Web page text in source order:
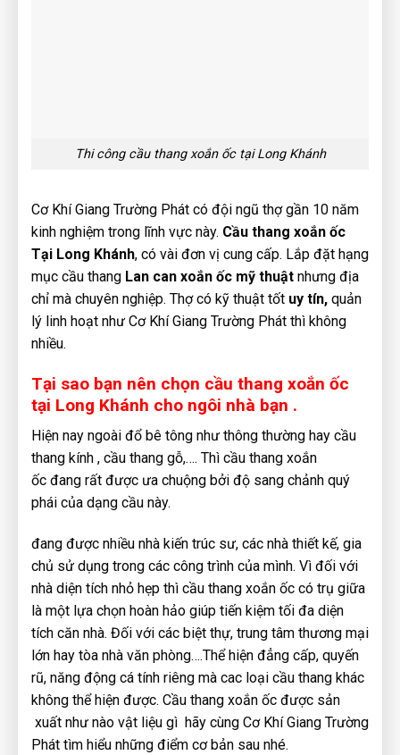
Thi công cầu thang xoắn ốc tại Long Khánh
Cơ Khí Giang Trường Phát có đội ngũ thợ gần 10 năm
kinh nghiệm trong lĩnh vực này. Cầu thang xoắn ốc
Tại Long Khánh, có vài đơn vị cung cấp. Lắp đặt hạng
mục cầu thang Lan can xoắn ốc mỹ thuật nhưng địa
chỉ mà chuyên nghiệp. Thợ có kỹ thuật tốt uy tín, quản
lý linh hoạt như Cơ Khí Giang Trường Phát thì không
nhiều.
Tại sao bạn nên chọn cầu thang xoắn ốc
tại Long Khánh cho ngôi nhà bạn .
Hiện nay ngoài đổ bê tông như thông thường hay cầu
thang kính , cầu thang gỗ,…. Thì cầu thang xoắn
ốc đang rất được ưa chuộng bởi độ sang chảnh quý
phái của dạng cầu này.
đang được nhiều nhà kiến trúc sư, các nhà thiết kế, gia
chủ sử dụng trong các công trình của mình. Vì đối với
nhà diện tích nhỏ hẹp thì cầu thang xoắn ốc có trụ giữa
là một lựa chọn hoàn hảo giúp tiến kiệm tối đa diện
tích căn nhà. Đối với các biệt thự, trung tâm thương mại
lớn hay tòa nhà văn phòng….Thể hiện đẳng cấp, quyến
rũ, năng động cá tính riêng mà cac loại cầu thang khác
không thể hiện được. Cầu thang xoắn ốc được sản
xuất như nào vật liệu gì hãy cùng Cơ Khí Giang Trường
Phát tìm hiểu những điểm cơ bản sau nhé.